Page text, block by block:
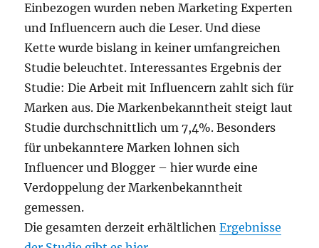
Einbezogen wurden neben Marketing Experten
und Influencern auch die Leser. Und diese
Kette wurde bislang in keiner umfangreichen
Studie beleuchtet. Interessantes Ergebnis der
Studie: Die Arbeit mit Influencern zahlt sich für
Marken aus. Die Markenbekanntheit steigt laut
Studie durchschnittlich um 7,4%. Besonders
für unbekanntere Marken lohnen sich
Influencer und Blogger – hier wurde eine
Verdoppelung der Markenbekanntheit
gemessen.
Die gesamten derzeit erhältlichenErgebnisse